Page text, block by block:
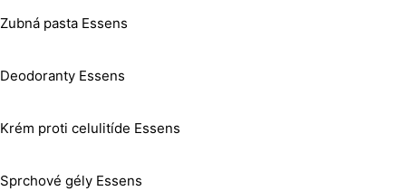
Zubná pasta Essens
Deodoranty Essens
Krém proti celulitíde Essens
Sprchové gély Essens